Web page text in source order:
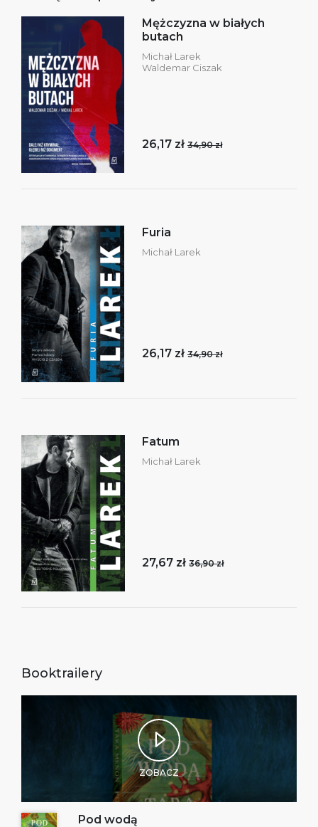
Mężczyzna w białych
butach
Michał Larek
Waldemar Ciszak
26,17 zł 34,90 zł
Furia
Michał Larek
26,17 zł 34,90 zł
Fatum
Michał Larek
27,67 zł 36,90 zł
Booktrailery
ZOBACZ
Pod wodą